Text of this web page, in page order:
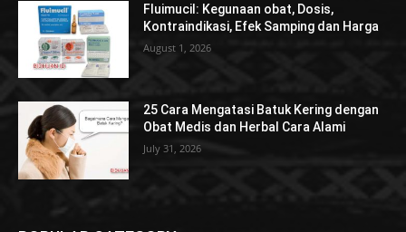
Fluimucil: Kegunaan obat, Dosis,
Kontraindikasi, Efek Samping dan Harga
August 1, 2026
25 Cara Mengatasi Batuk Kering dengan
Obat Medis dan Herbal Cara Alami
July 31, 2026